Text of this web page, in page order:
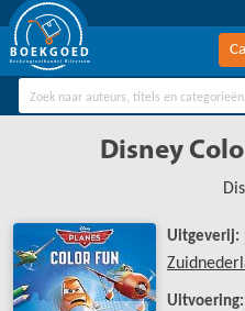
BOEKGOED
Boekengroothandel Hilversum
Disney
Uitgeverij:
Uitvoering: